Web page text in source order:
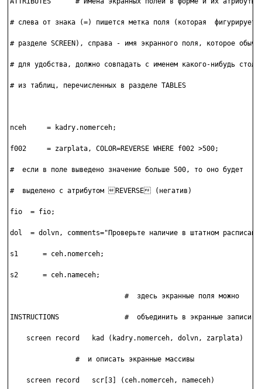
# слева от знака (=) пишется метка поля (которая  фигурирует
# разделе SCREEN), справа - имя экранного поля, которое
# для удобства, должно совпадать с именем какого-нибудь
# из таблиц, перечисленных в разделе TABLES
nceh     = kadry.nomerceh;
f002     = zarplata, COLOR=REVERSE WHERE f002 >500;
#  если в поле выведено значение больше 500, то оно будет
#  выделено с атрибутом REVERSЕ (негатив)
fio  = fio;
dol  = dolvn, comments="Проверьте наличие в штатном
s1      = ceh.nomerceh;
s2      = ceh.nameceh;
                            #  здесь экранные поля можно
INSTRUCTIONS                #  объединить в экранные записи
    screen record   kad (kadry.nomerceh, dolvn, zarplata)
                #  и описать экранные массивы
    screen record   scr[3] (ceh.nomerceh, nameceh)